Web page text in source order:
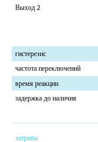
Выход 2
гистерезис
частота переключений
время реакции
задержка до наличия
затраты